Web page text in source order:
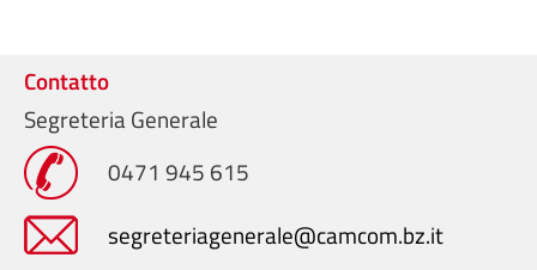
Contatto
Segreteria Generale
0471 945 615
segreteriagenerale@camcom.bz.it